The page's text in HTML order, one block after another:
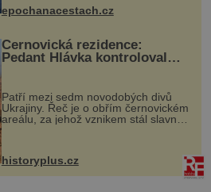
epochanacestach.cz
Černovická rezidence:
Pedant Hlávka kontroloval
Patří mezi sedm novodobých divů
Ukrajiny. Řeč je o obřím černovickém
areálu, za jehož vznikem stál slavný
český architekt Josef Hlávka. Ten si
na něm dal mimořádně záležet. Jeho
historyplus.cz